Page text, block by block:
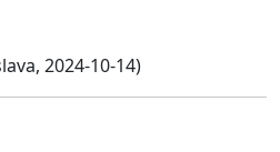
2024-10-14)